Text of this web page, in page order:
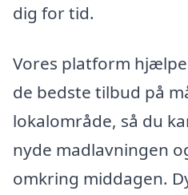
dig for tid.
Vores platform
de bedste tilbud på
lokalområde, så du
nyde madlavningen
omkring middagen.